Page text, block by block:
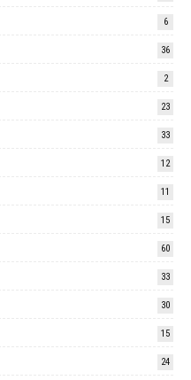
6
36
2
23
33
12
11
15
60
33
30
15
24